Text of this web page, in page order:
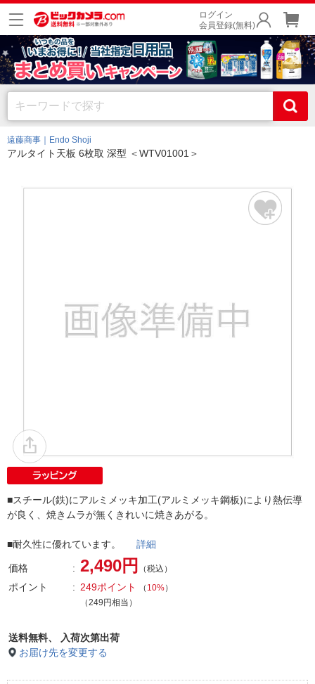
ログイン
会員登録(無料)
遠藤商事｜Endo Shoji
アルタイト天板 6枚取 深型 ＜WTV01001＞
■スチール(鉄)にアルミメッキ加工(アルミメッキ鋼板)により熱伝導
が良く、焼きムラが無くきれいに焼きあがる。
■耐久性に優れています。 詳細
価格 2,490円 （税込）
ポイント 249ポイント （ 10%）
（249円相当）
送料無料、
入荷次第出荷
お届け先を変更する